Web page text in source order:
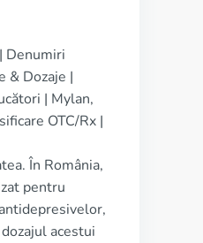
& Dozaje |
| Mylan,
OTC/Rx |
În România,
pentru
acestui